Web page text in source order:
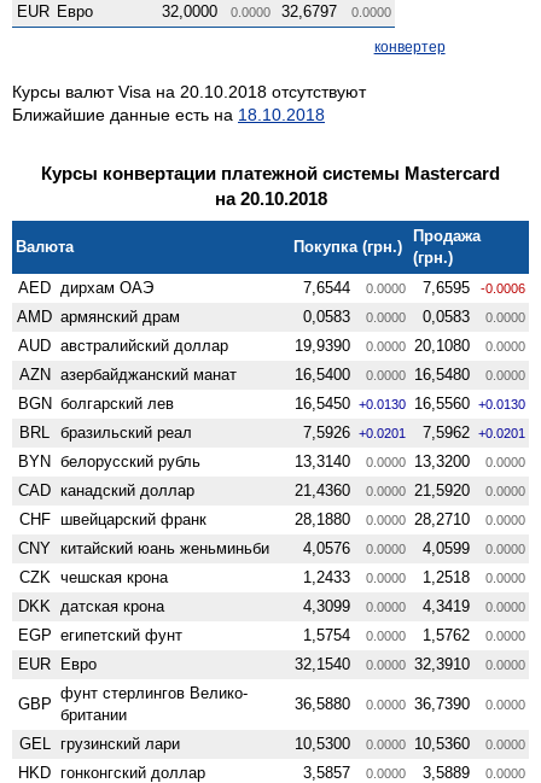
EUR Евро 32,0000 0.0000 32,6797 0.0000
конвертер
Курсы валют Visa на 20.10.2018 отсутствуют
Ближайшие данные есть на 18.10.2018
Курсы конвертации платежной системы Mastercard
на 20.10.2018
Валюта Покупка (грн.)
Продажа
(грн.)
AED дирхам ОАЭ 7,6544 0.0000 7,6595 -0.0006
AMD армянский драм 0,0583 0.0000 0,0583 0.0000
AUD австралийский доллар 19,9390 0.0000 20,1080 0.0000
AZN азербайджанский манат 16,5400 0.0000 16,5480 0.0000
BGN болгарский лев 16,5450 +0.0130 16,5560 +0.0130
BRL бразильский реал 7,5926 +0.0201 7,5962 +0.0201
BYN белорусский рубль 13,3140 0.0000 13,3200 0.0000
CAD канадский доллар 21,4360 0.0000 21,5920 0.0000
CHF швейцарский франк 28,1880 0.0000 28,2710 0.0000
CNY китайский юань женьминьби 4,0576 0.0000 4,0599 0.0000
CZK чешская крона 1,2433 0.0000 1,2518 0.0000
DKK датская крона 4,3099 0.0000 4,3419 0.0000
EGP египетский фунт 1,5754 0.0000 1,5762 0.0000
EUR Евро 32,1540 0.0000 32,3910 0.0000
GBP
фунт стерлингов Велико­
британии
36,5880 0.0000 36,7390 0.0000
GEL грузинский лари 10,5300 0.0000 10,5360 0.0000
HKD гонконгский доллар 3,5857 0.0000 3,5889 0.0000